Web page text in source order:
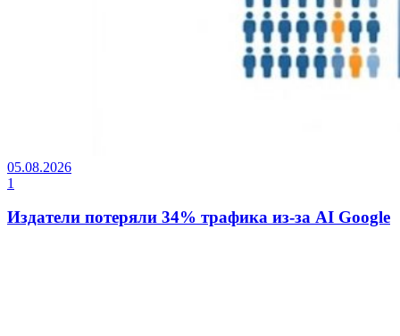
05.08.2026
1
Издатели потеряли 34% трафика из-за AI Google